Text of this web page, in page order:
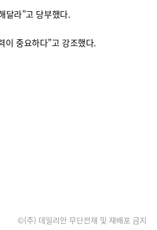
달라”고 당부했다.
이 중요하다”고 강조했다.
©(주) 데일리안 무단전재 및 재배포 금지